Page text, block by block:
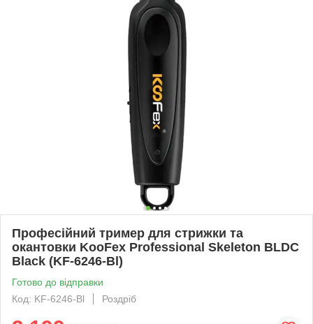
Професійний тример для стрижки та
окантовки KooFex Professional Skeleton BLDC
Black (KF-6246-Bl)
Готово до відправки
Код: KF-6246-Bl
Роздріб